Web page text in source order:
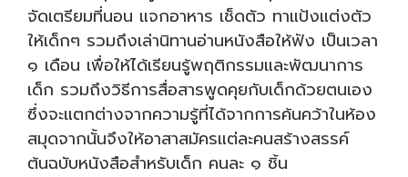
จัดเตรียมที่นอน แจกอาหาร เช็ดตัว ทาแป้งแต่งตัว
ให้เด็กๆ รวมถึงเล่านิทานอ่านหนังสือให้ฟัง เป็นเวลา
๑ เดือน เพื่อให้ได้เรียนรู้พฤติกรรมและพัฒนาการ
เด็ก รวมถึงวิธีการสื่อสารพูดคุยกับเด็กด้วยตนเอง
ซึ่งจะแตกต่างจากความรู้ที่ได้จากการค้นคว้าในห้อง
สมุดจากนั้นจึงให้อาสาสมัครแต่ละคนสร้างสรรค์
ต้นฉบับหนังสือสำหรับเด็ก คนละ ๑ ชิ้น